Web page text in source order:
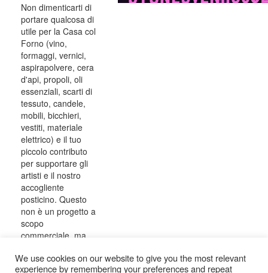
Non dimenticarti di
portare qualcosa di
utile per la Casa col
Forno (vino,
formaggi, vernici,
aspirapolvere, cera
d'api, propoli, oli
essenziali, scarti di
tessuto, candele,
mobili, bicchieri,
vestiti, materiale
elettrico) e il tuo
piccolo contributo
per supportare gli
artisti e il nostro
accogliente
posticino. Questo
non è un progetto a
scopo
commerciale, ma
amicali e apprezza
We use cookies on our website to give you the most relevant
experience by remembering your preferences and repeat